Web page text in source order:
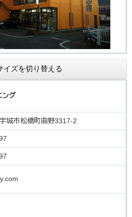
イズを切り替える
ング
城市松橋町曲野3317-2